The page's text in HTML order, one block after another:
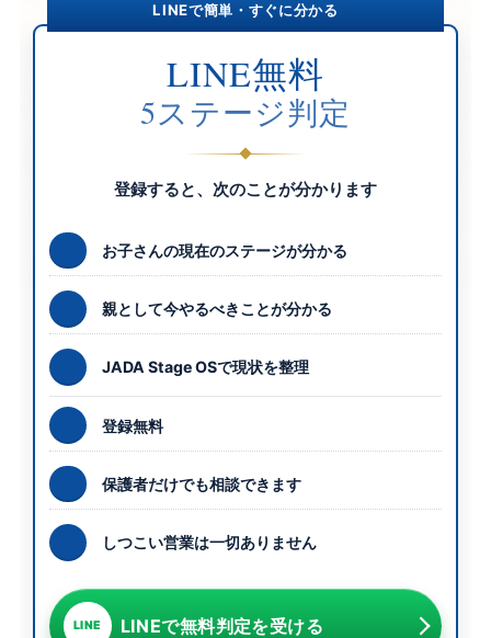
LINEで簡単・すぐに分かる
LINE無料
5ステージ判定
登録すると、次のことが分かります
お子さんの現在のステージが分かる
親として今やるべきことが分かる
JADA Stage OSで現状を整理
登録無料
保護者だけでも相談できます
しつこい営業は一切ありません
LINE LINEで無料判定を受ける